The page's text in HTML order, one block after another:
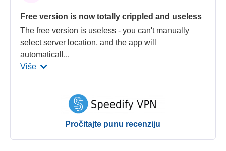
Free version is now totally crippled and useless
The free version is useless - you can't manually
select server location, and the app will
automaticall ...
Više
Pročitajte punu recenziju